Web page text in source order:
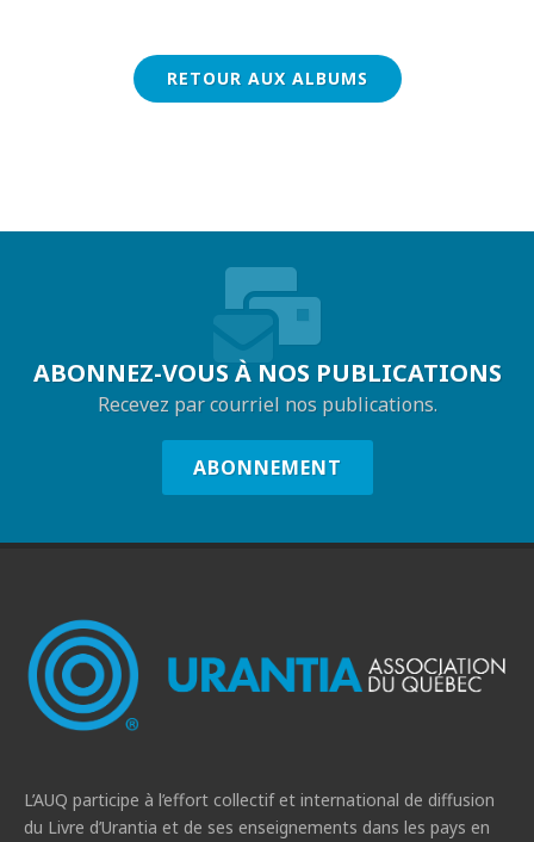
RETOUR AUX ALBUMS
ABONNEZ-VOUS À NOS PUBLICATIONS
Recevez par courriel nos publications.
ABONNEMENT
L’AUQ participe à l’effort collectif et international de diffusion
du Livre d’Urantia et de ses enseignements dans les pays en